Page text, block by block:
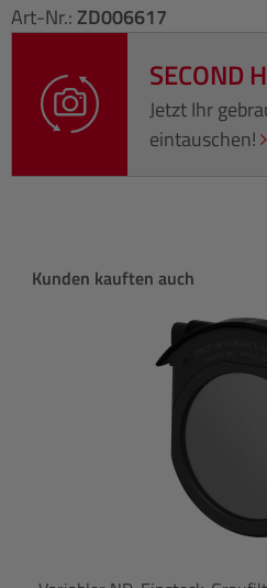
Art-Nr.: ZD006617
SECOND
Jetzt Ihr
eintauschen!
Produktgalerie überspringen
Kunden kauften auch